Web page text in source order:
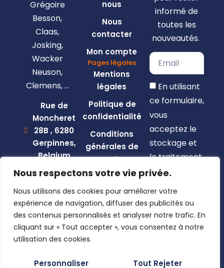
Nous respectons votre vie privée.
Nous utilisons des cookies pour améliorer votre
expérience de navigation, diffuser des publicités ou
des contenus personnalisés et analyser notre trafic. En
cliquant sur « Tout accepter », vous consentez à notre
utilisation des cookies.
Personnaliser Tout Rejeter
Grégoire
Besson,
Claas,
Josking,
Wacker
Neuson,
Clemens, …
Rue de
Moncheret
28B , 6280
Gerpinnes,
Belgium
+32 492
marcellin@gerpiagri.be
BE
0793.946.582
nous
Nous
contacter
Mon compte
Pages légales
Mentions
légales
Politique de
confidentialité
Conditions
générales de
vente
informé de
toutes les
nouveautés.
En utilisant
ce formulaire,
vous
acceptez le
stockage et
le traitement
de vos
ce site web.
S'inscrire